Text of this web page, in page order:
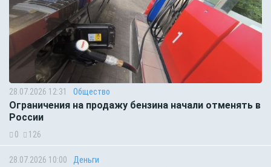
28.07.2026 12:31 Общество
Ограничения на продажу бензина начали отменять в
России
0 126
28.07.2026 10:00 Деньги